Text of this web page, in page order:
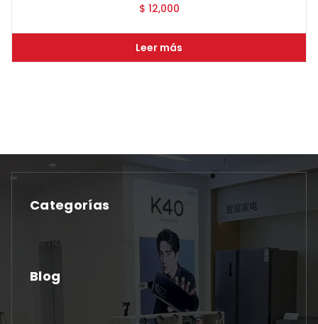
$ 12,000
Leer más
Categorías
No hay categorías
Blog